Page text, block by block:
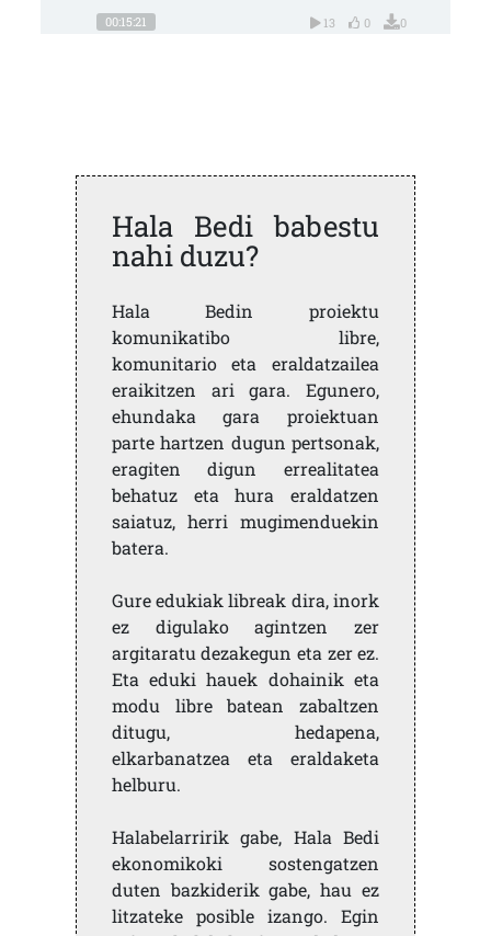
00:15:21 13 0 0
Hala Bedi babestu
nahi duzu?
Hala Bedin proiektu
komunikatibo libre,
komunitario eta eraldatzailea
eraikitzen ari gara. Egunero,
ehundaka gara proiektuan
parte hartzen dugun pertsonak,
eragiten digun errealitatea
behatuz eta hura eraldatzen
saiatuz, herri mugimenduekin
batera.
Gure edukiak libreak dira, inork
ez digulako agintzen zer
argitaratu dezakegun eta zer ez.
Eta eduki hauek dohainik eta
modu libre batean zabaltzen
ditugu, hedapena,
elkarbanatzea eta eraldaketa
helburu.
Halabelarririk gabe, Hala Bedi
ekonomikoki sostengatzen
duten bazkiderik gabe, hau ez
litzateke posible izango. Egin